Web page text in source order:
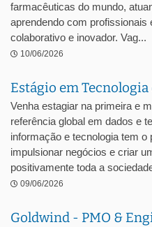
farmacêuticas do mundo,
aprendendo com
colaborativo e inovador. Vag...
10/06/2026
Estágio em Tecnologia
Venha estagiar na primeira e
referência global em dados e
informação e tecnologia tem
impulsionar negócios e criar
positivamente toda a
09/06/2026
Goldwind - PMO &